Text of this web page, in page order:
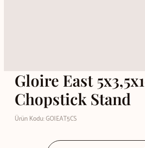
Gloire East
Chopstick Stand
Ürün Kodu: GOIEAT5CS